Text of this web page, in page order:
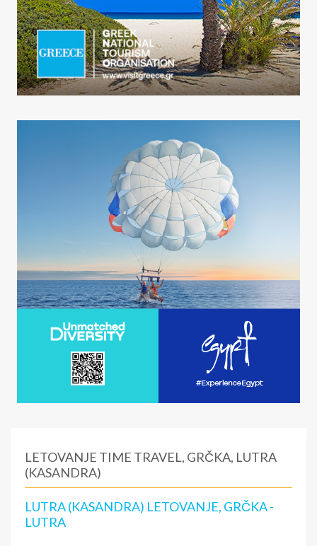
LETOVANJE TIME TRAVEL, GRČKA, LUTRA
(KASANDRA)
LUTRA (KASANDRA) LETOVANJE, GRČKA -
LUTRA